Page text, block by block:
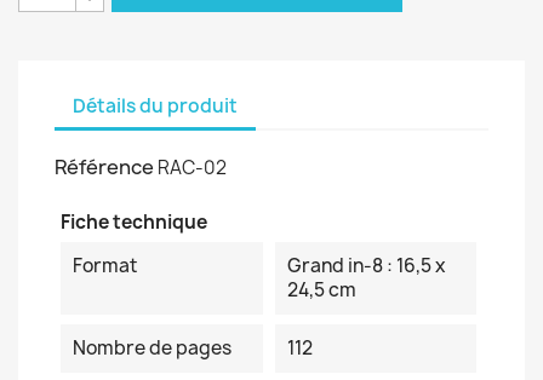
Détails du produit
Référence RAC-02
Fiche technique
Format
Grand in-8 : 16,5 x
24,5 cm
Nombre de pages 112